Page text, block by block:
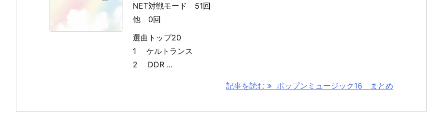
NET対戦モード 51回
他 0回
選曲トップ20
1 ケルトランス
2 DDR ...
記事を読む ポップンミュージック16 まとめ